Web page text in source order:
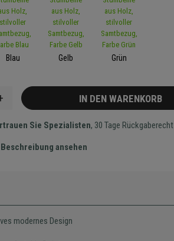
Blau Gelb Grün
IN DEN WARENKORB
Sie Spezialisten, 30 Tage Rückgaberecht
ansehen
modernes Design